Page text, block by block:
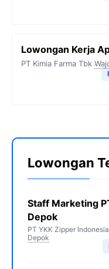
Lowongan Kerja
PT Kimia Farma Tbk
Lowongan
Staff Marketing
Depok
PT YKK Zipper Indonesia
Depok